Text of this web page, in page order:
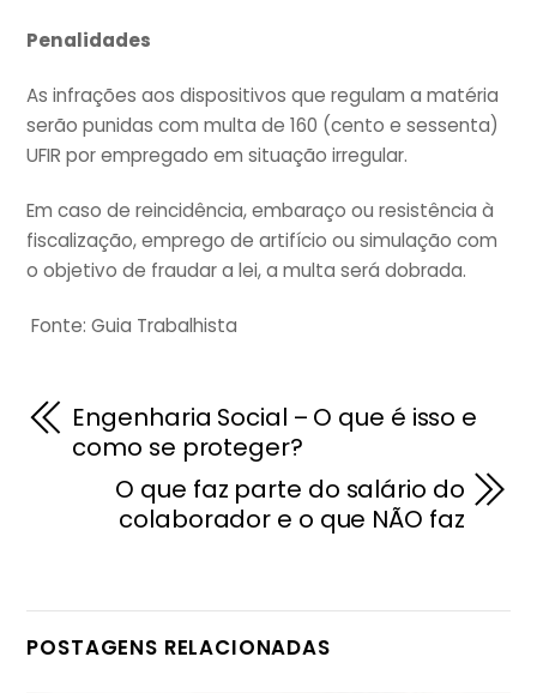
Penalidades
As infrações aos dispositivos que regulam a matéria
serão punidas com multa de 160 (cento e sessenta)
UFIR por empregado em situação irregular.
Em caso de reincidência, embaraço ou resistência à
fiscalização, emprego de artifício ou simulação com
o objetivo de fraudar a lei, a multa será dobrada.
Fonte: Guia Trabalhista
Engenharia Social – O que é isso e
como se proteger?
O que faz parte do salário do
colaborador e o que NÃO faz
POSTAGENS RELACIONADAS